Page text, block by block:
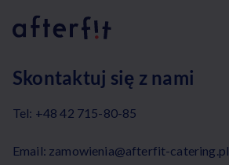
Skontaktuj się z nami
Tel: +48 42 715-80-85
Email: zamowienia@afterfit-catering.pl